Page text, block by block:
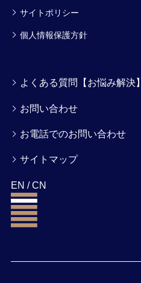
サイトポリシー
個人情報保護方針
よくある質問【お悩み解決】
お問い合わせ
お電話でのお問い合わせ
サイトマップ
EN /CN